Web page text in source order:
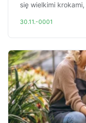
się wielkimi
30.11.-0001